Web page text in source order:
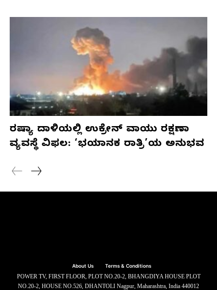
ರಷ್ಯಾ ದಾಳಿಯಲ್ಲಿ ಉಕ್ರೇನ್ ವಾಯು ರಕ್ಷಣಾ
ವ್ಯವಸ್ಥೆ ವಿಫಲ: ‘ಭಯಾನಕ ರಾತ್ರಿ’ಯ ಅನುಭವ
About Us Terms & Conditions
POWER TV, FIRST FLOOR, PLOT NO.20-2, BHANGDIYA HOUSE PLOT
NO.20-2, HOUSE NO.526, DHANTOLI Nagpur, Maharashtra, India 440012